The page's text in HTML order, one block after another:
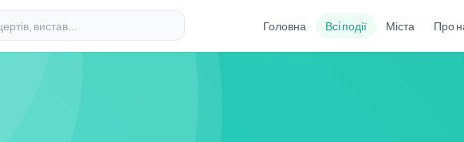
Головна Всі події Міста Про